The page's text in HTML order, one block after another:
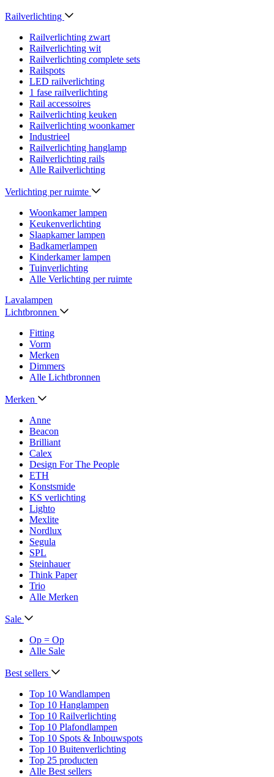
Railverlichting
Railverlichting zwart
Railverlichting wit
Railverlichting complete sets
Railspots
LED railverlichting
1 fase railverlichting
Rail accessoires
Railverlichting keuken
Railverlichting woonkamer
Industrieel
Railverlichting hanglamp
Railverlichting rails
Alle Railverlichting
Verlichting per ruimte
Woonkamer lampen
Keukenverlichting
Slaapkamer lampen
Badkamerlampen
Kinderkamer lampen
Tuinverlichting
Alle Verlichting per ruimte
Lavalampen
Lichtbronnen
Fitting
Vorm
Merken
Dimmers
Alle Lichtbronnen
Merken
Anne
Beacon
Brilliant
Calex
Design For The People
ETH
Konstsmide
KS verlichting
Lighto
Mexlite
Nordlux
Segula
SPL
Steinhauer
Think Paper
Trio
Alle Merken
Sale
Op = Op
Alle Sale
Best sellers
Top 10 Wandlampen
Top 10 Hanglampen
Top 10 Railverlichting
Top 10 Plafondlampen
Top 10 Spots & Inbouwspots
Top 10 Buitenverlichting
Top 25 producten
Alle Best sellers